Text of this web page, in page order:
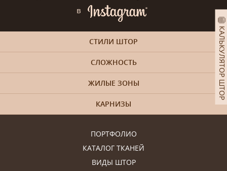
КАЛЬКУЛЯТОР ШТОР
в
ПОРТФОЛИО
КАТАЛОГ ТКАНЕЙ
ВИДЫ ШТОР
СТИЛИ ШТОР
СЛОЖНОСТЬ
ЖИЛЫЕ ЗОНЫ
КАРНИЗЫ